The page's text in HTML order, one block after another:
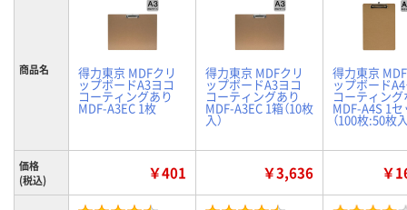
商品名 得力東京 MDFクリ
ップボードA3ヨコ
コーティングあり
MDF-A3EC 1枚
得力東京 MDFクリ
ップボードA3ヨコ
コーティングあり
MDF-A3EC 1箱（10枚
入）
得力東京
ップボード
コーティング
MDF-A4S 1
（100枚:50枚
価格
(税込)
￥401 ￥3,636 ￥